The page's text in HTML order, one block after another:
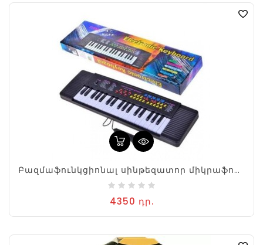
Բազմաֆունկցիոնալ սինթեզատոր միկրաֆոնով
4350 դր.